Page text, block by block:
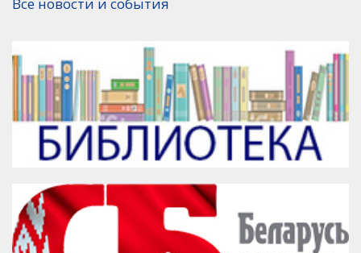
Все новости и события